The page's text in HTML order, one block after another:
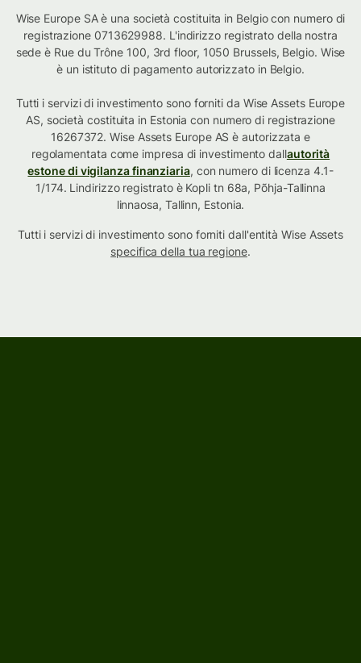
Wise Europe SA è una società costituita in Belgio con numero di
registrazione 0713629988. L'indirizzo registrato della nostra
sede è Rue du Trône 100, 3rd floor, 1050 Brussels, Belgio. Wise
è un istituto di pagamento autorizzato in Belgio.
Tutti i servizi di investimento sono forniti da Wise Assets Europe
AS, società costituita in Estonia con numero di registrazione
16267372. Wise Assets Europe AS è autorizzata e
regolamentata come impresa di investimento dallautorità
estone di vigilanza finanziaria, con numero di licenza 4.1-
1/174. Lindirizzo registrato è Kopli tn 68a, Põhja-Tallinna
linnaosa, Tallinn, Estonia.
Tutti i servizi di investimento sono forniti dall'entità Wise Assets
specifica della tua regione.